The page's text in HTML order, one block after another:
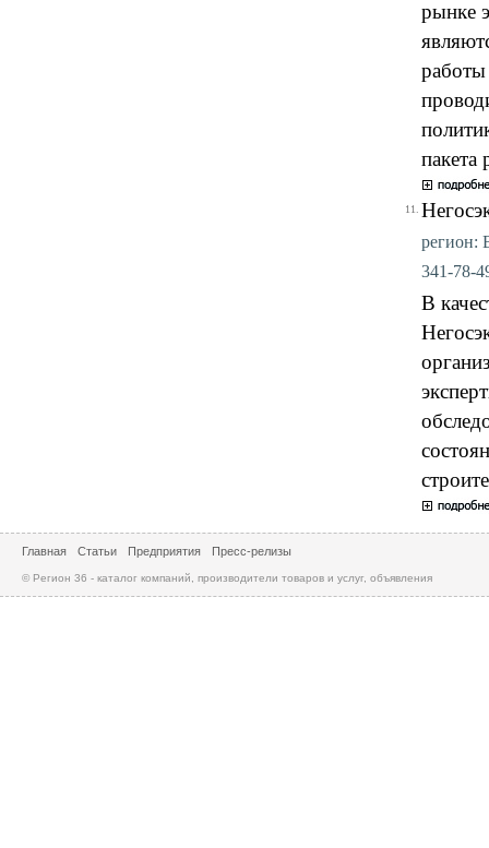
рынке
работы
пакета
11.
регион:
341-78-
В
Главная Статьи Предприятия Пресс-релизы
© Регион 36 - каталог компаний, производители товаров и услуг, объявления